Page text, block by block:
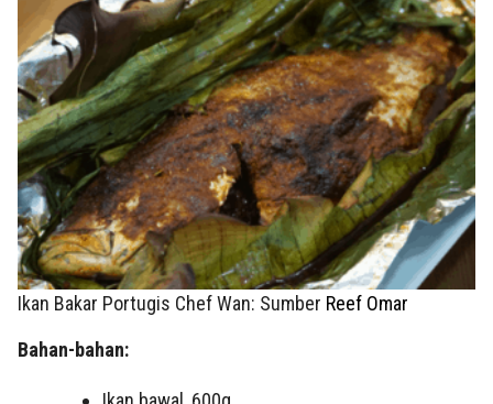
Ikan Bakar Portugis Chef Wan: Sumber Reef Omar
Bahan-bahan: